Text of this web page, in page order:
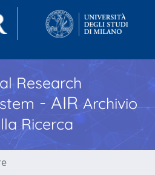
Research
- AIR Archivio
Ricerca